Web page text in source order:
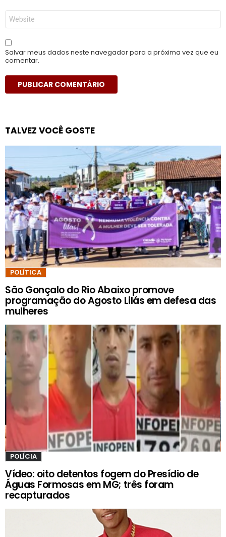
Site
Salvar meus dados neste navegador para a próxima vez que eu
comentar.
TALVEZ VOCÊ GOSTE
POLÍTICA
São Gonçalo do Rio Abaixo promove
programação do Agosto Lilás em defesa das
mulheres
POLÍCIA
Vídeo: oito detentos fogem do Presídio de
Águas Formosas em MG; três foram
recapturados